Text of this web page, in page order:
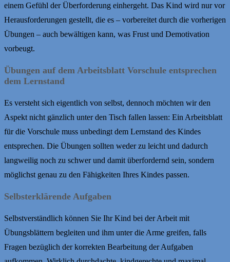
einem Gefühl der Überforderung einhergeht. Das Kind wird nur vor
Herausforderungen gestellt, die es – vorbereitet durch die vorherigen
Übungen – auch bewältigen kann, was Frust und Demotivation
vorbeugt.
Übungen auf dem Arbeitsblatt Vorschule entsprechen
dem Lernstand
Es versteht sich eigentlich von selbst, dennoch möchten wir den
Aspekt nicht gänzlich unter den Tisch fallen lassen: Ein Arbeitsblatt
für die Vorschule muss unbedingt dem Lernstand des Kindes
entsprechen. Die Übungen sollten weder zu leicht und dadurch
langweilig noch zu schwer und damit überfordernd sein, sondern
möglichst genau zu den Fähigkeiten Ihres Kindes passen.
Selbsterklärende Aufgaben
Selbstverständlich können Sie Ihr Kind bei der Arbeit mit
Übungsblättern begleiten und ihm unter die Arme greifen, falls
Fragen bezüglich der korrekten Bearbeitung der Aufgaben